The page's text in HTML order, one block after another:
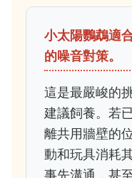
小太陽鸚鵡適
的噪音對策。
這是最嚴峻的
建議飼養。若
離共用牆壁的
動和玩具消耗
事先溝通，甚